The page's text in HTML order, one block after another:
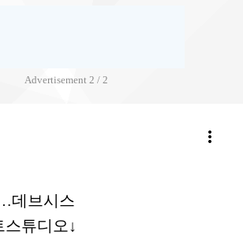
Advertisement 2 / 2
more_vert
데브시스
스튜디오↓